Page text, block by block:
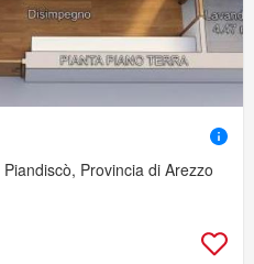
Provincia di Arezzo